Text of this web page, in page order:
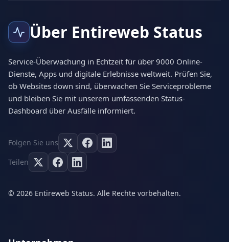
Über Entireweb Status
Service-Überwachung in Echtzeit für über 9000 Online-
Dienste, Apps und digitale Erlebnisse weltweit. Prüfen Sie,
ob Websites down sind, überwachen Sie Serviceprobleme
und bleiben Sie mit unserem umfassenden Status-
Dashboard über Ausfälle informiert.
Folgen Sie uns
Teilen
© 2026 Entireweb Status. Alle Rechte vorbehalten.